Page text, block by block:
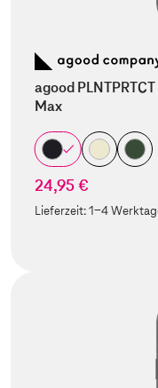
agood
Max
24,95 €
Lieferzeit:1-4